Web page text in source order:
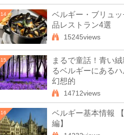
14
ベルギー・ブリュッ
品レストラン4選
15245views
15
まるで童話！青い
るベルギーにある
幻想的
14712views
16
ベルギー基本情報
編】